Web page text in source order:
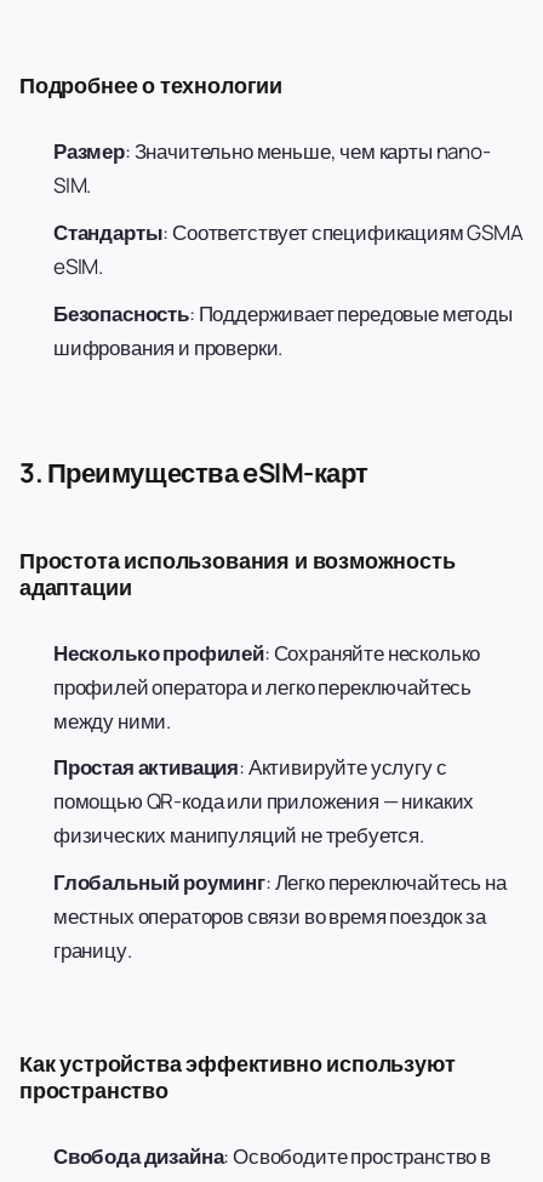
Подробнее о технологии
Размер: Значительно меньше, чем карты nano-
SIM.
Стандарты: Соответствует спецификациям GSMA
eSIM.
Безопасность: Поддерживает передовые методы
шифрования и проверки.
3. Преимущества eSIM-карт
Простота использования и возможность
адаптации
Несколько профилей: Сохраняйте несколько
профилей оператора и легко переключайтесь
между ними.
Простая активация: Активируйте услугу с
помощью QR-кода или приложения — никаких
физических манипуляций не требуется.
Глобальный роуминг: Легко переключайтесь на
местных операторов связи во время поездок за
границу.
Как устройства эффективно используют
пространство
Свобода дизайна: Освободите пространство в